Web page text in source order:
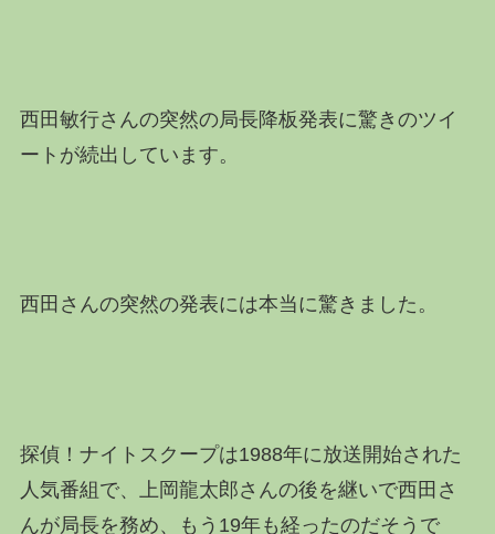
西田敏行さんの突然の局長降板発表に驚きのツイ
ートが続出しています。
西田さんの突然の発表には本当に驚きました。
探偵！ナイトスクープは1988年に放送開始された
人気番組で、上岡龍太郎さんの後を継いで西田さ
んが局長を務め、もう19年も経ったのだそうで